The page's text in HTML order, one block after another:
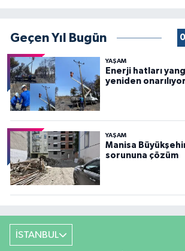
Geçen Yıl Bugün
YAŞAM
Enerji hatları
yeniden onarılıyor
YAŞAM
Manisa
sorununa çözüm
İSTANBUL